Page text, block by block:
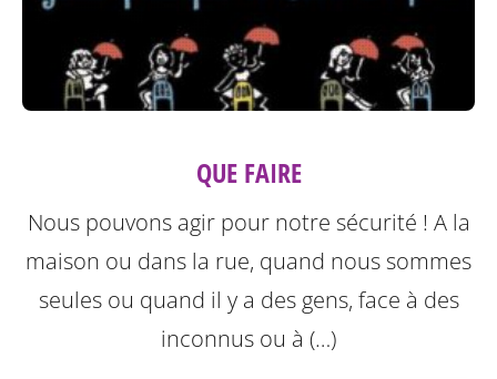
QUE FAIRE
Nous pouvons agir pour notre sécurité ! A la
maison ou dans la rue, quand nous sommes
seules ou quand il y a des gens, face à des
inconnus ou à (…)